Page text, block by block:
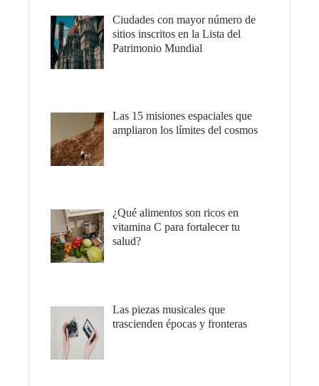
Ciudades con mayor número de
sitios inscritos en la Lista del
Patrimonio Mundial
Las 15 misiones espaciales que
ampliaron los límites del cosmos
¿Qué alimentos son ricos en
vitamina C para fortalecer tu
salud?
Las piezas musicales que
trascienden épocas y fronteras